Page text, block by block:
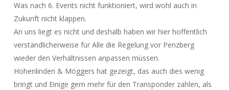
Was nach 6. Events nicht funktioniert, wird wohl auch in
Zukunft nicht klappen.
An uns liegt es nicht und deshalb haben wir hier hoffentlich
verständlicherweise für Alle die Regelung vor Penzberg
wieder den Verhältnissen anpassen müssen.
Hohenlinden & Möggers hat gezeigt, das auch dies wenig
bringt und Einige gern mehr für den Transponder zahlen, als